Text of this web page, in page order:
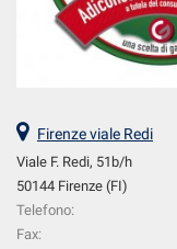
Firenze viale Redi
Viale F. Redi, 51b/h
50144 Firenze (FI)
Telefono:
Fax: